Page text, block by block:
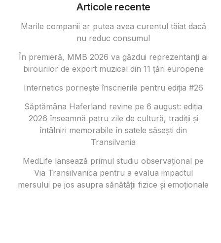
Articole recente
Marile companii ar putea avea curentul tăiat dacă
nu reduc consumul
În premieră, MMB 2026 va găzdui reprezentanți ai
birourilor de export muzical din 11 țări europene
Internetics pornește înscrierile pentru ediția #26
Săptămâna Haferland revine pe 6 august: ediția
2026 înseamnă patru zile de cultură, tradiții și
întâlniri memorabile în satele săsești din
Transilvania
MedLife lansează primul studiu observațional pe
Via Transilvanica pentru a evalua impactul
mersului pe jos asupra sănătății fizice și emoționale